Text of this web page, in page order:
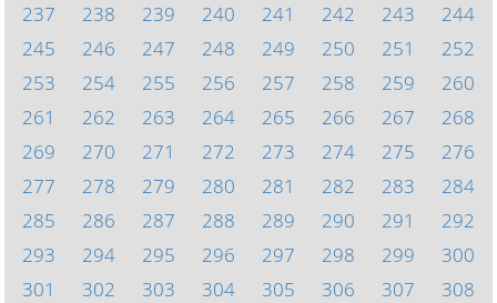
237
238 239 240 241 242 243
244
245
246 247 248 249 250 251
252
253
254 255 256 257 258 259
260
261
262 263 264 265 266 267
268
269
270 271 272 273 274 275
276
277
278 279 280 281 282 283
284
285
286 287 288 289 290 291
292
293
294 295 296 297 298 299
300
301
302 303 304 305 306 307
308